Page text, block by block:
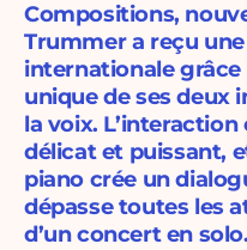
Compositions,
Trummer a reçu
internationale
unique de ses deux
la voix.
délicat et puissant,
piano crée un
dépasse toutes les
d’un concert en solo.